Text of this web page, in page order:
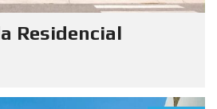
Residencial